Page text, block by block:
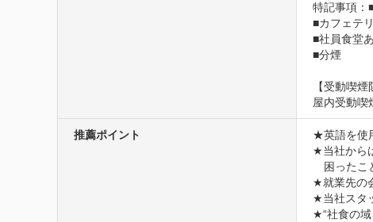
特記事項：
■カフェテ
■社員食堂
■分煙
【受動喫煙
屋内受動喫
推薦ポイント
★英語を使
★当社から
困ったこ
★就業先の
★当社スタ
★“社食の域